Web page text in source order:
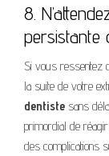
8.
persistante
Si vous ressentez
la suite de votre
dentiste sans
primordial de
des complications